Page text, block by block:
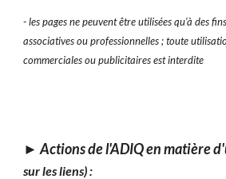
- les pages ne peuvent être utilisées qu’à des
associatives ou professionnelles ; toute
commerciales ou publicitaires est interdite
►Actions de l'ADIQ en matière
sur les liens) :